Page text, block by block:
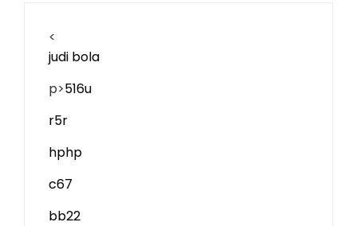
<
judi bola
p>516u
r5r
hphp
c67
bb22